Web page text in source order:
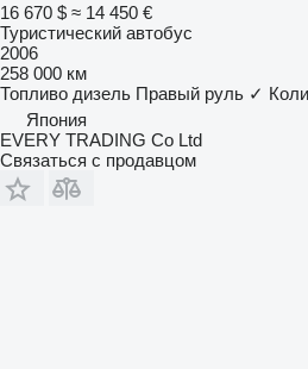
16 670 $ ≈ 14 450 €
Туристический автобус
2006
258 000 км
Топливо дизель Правый руль ✓
Япония
EVERY TRADING Co Ltd
Связаться с продавцом